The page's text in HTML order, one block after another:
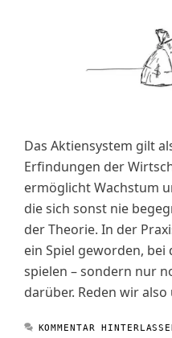
Das Aktiensystem gilt
Erfindungen der
ermöglicht Wachstum
die sich sonst nie
der Theorie. In der
ein Spiel geworden,
spielen – sondern nur
darüber. Reden wir
KOMMENTAR